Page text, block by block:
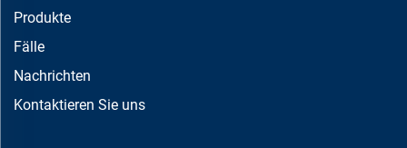
Produkte
Fälle
Nachrichten
Kontaktieren Sie uns